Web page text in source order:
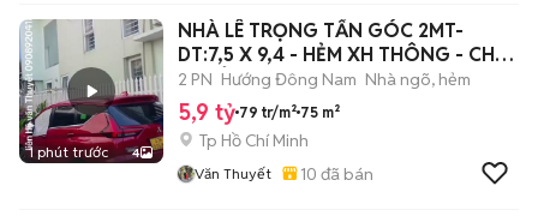
1 phút trước 4
NHÀ LÊ TRỌNG TẤN GÓC 2MT-
DT:7,5 X 9,4 - HẺM XH THÔNG - CHỈ
5,9TỎI TL
2 PN Hướng Đông Nam Nhà ngõ, hẻm
5,9 tỷ 79 tr/m² 75 m²
Tp Hồ Chí Minh
Văn Thuyết 10 đã bán